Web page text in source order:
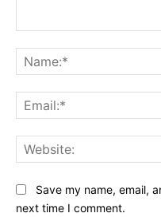
Save my name, email,
next time I comment.